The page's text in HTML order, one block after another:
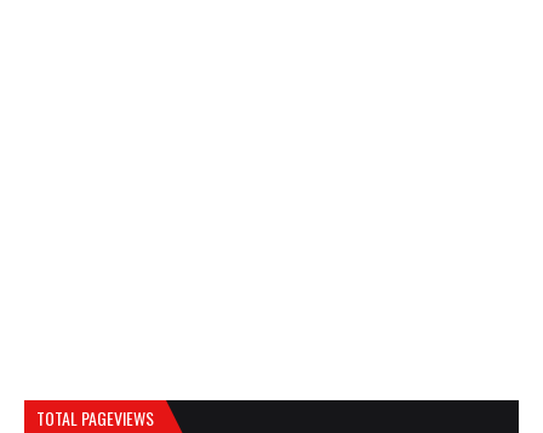
TOTAL PAGEVIEWS